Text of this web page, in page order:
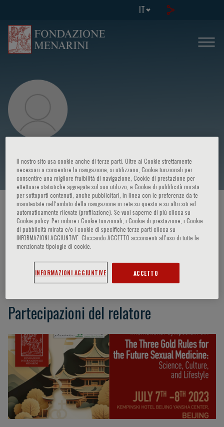
IT
Elena Colonnello
HOME PAGE / CORSI ED EVENTI / RELATORE
Elena Colonnello
Partecipazioni del relatore
Il nostro sito usa cookie anche di terze parti. Oltre ai Cookie strettamente
necessari a consentire la navigazione, si utilizzano, Cookie funzionali per
consentire una migliore fruibilità di navigazione, Cookie di prestazione per
effettuare statistiche aggregate sul suo utilizzo, e Cookie di pubblicità mirata
per sottoporti contenuti, anche pubblicitari, in linea con le preferenze da te
manifestate nell‘ambito della navigazione in rete su questo e su altri siti ed
automaticamente rilevate (profilazione). Se vuoi saperne di più clicca su
Cookie policy. Per inibire i Cookie funzionali, i Cookie di prestazione, i Cookie
di pubblicità mirata e/o i cookie di specifiche terze parti clicca su
INFORMAZIONI AGGIUNTIVE. Cliccando ACCETTO acconsenti all’uso di tutte le
menzionate tipologie di cookie.
INFORMAZIONI AGGIUNTIVE ACCETTO